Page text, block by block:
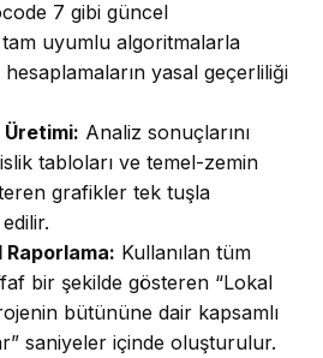
7 gibi güncel
uyumlu algoritmalarla
hesaplamaların yasal geçerliliği
Üretimi: Analiz sonuçlarını
tabloları ve temel-zemin
grafikler tek tuşla
Raporlama: Kullanılan tüm
bir şekilde gösteren “Lokal
bütününe dair kapsamlı
saniyeler içinde oluşturulur.